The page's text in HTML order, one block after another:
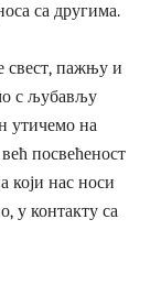
са другима.
свест, пажњу и
с љубављу
утичемо на
посвећеност
који нас носи
у контакту са